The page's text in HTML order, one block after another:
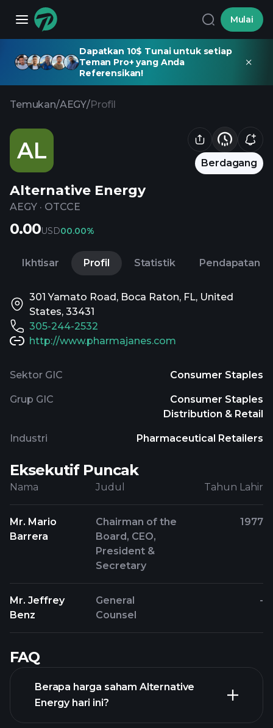
Mulai
Dapatkan 10$ Tunai untuk setiap
Teman Pro+ yang Anda
Referensikan!
Temukan/AEGY/Profil
AL Berdagang
Alternative Energy
AEGY · OTCCE
0.00USD00.00%
Ikhtisar Profil Statistik Pendapatan
301 Yamato Road, Boca Raton, FL, United
States, 33431
305-244-2532
http://www.pharmajanes.com
Sektor GIC Consumer Staples
Grup GIC
Consumer Staples
Distribution & Retail
Industri Pharmaceutical Retailers
Eksekutif Puncak
Nama Judul Tahun Lahir
Mr. Mario
Barrera
Chairman of the
Board, CEO,
President &
Secretary
1977
Mr. Jeffrey
Benz
General
Counsel
-
FAQ
Berapa harga saham Alternative
Energy hari ini?